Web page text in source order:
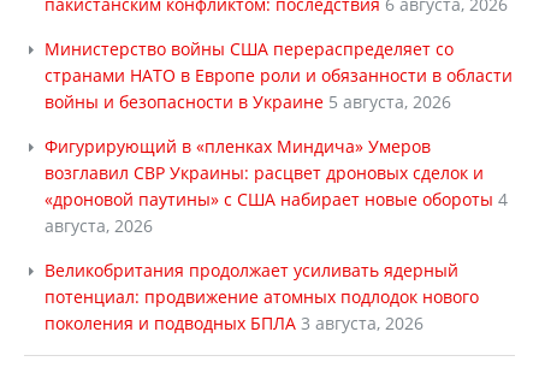
Министерство войны США перераспределяет со
странами НАТО в Европе роли и обязанности в области
войны и безопасности в Украине 5 августа, 2026
Фигурирующий в «пленках Миндича» Умеров
возглавил СВР Украины: расцвет дроновых сделок и
«дроновой паутины» с США набирает новые обороты 4
августа, 2026
Великобритания продолжает усиливать ядерный
потенциал: продвижение атомных подлодок нового
поколения и подводных БПЛА 3 августа, 2026